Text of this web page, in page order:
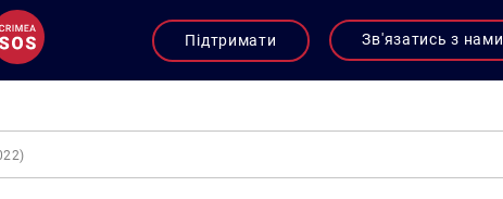
Підтримати Зв'язатись з нами